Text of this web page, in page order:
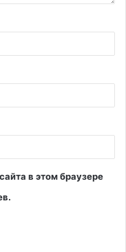
в этом браузере